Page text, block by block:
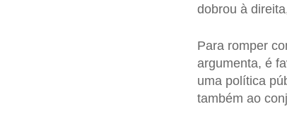
dobrou à
Para romper
argumenta, é
uma política
também ao